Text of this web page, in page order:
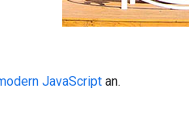
JavaScript an.